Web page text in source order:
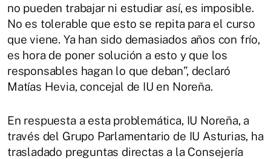
no pueden trabajar ni estudiar así, es imposible.
No es tolerable que esto se repita para el curso
que viene. Ya han sido demasiados años con frío,
es hora de poner solución a esto y que los
responsables hagan lo que deban”, declaró
Matías Hevia, concejal de IU en Noreña.
En respuesta a esta problemática, IU Noreña, a
través del Grupo Parlamentario de IU Asturias, ha
trasladado preguntas directas a la Consejería